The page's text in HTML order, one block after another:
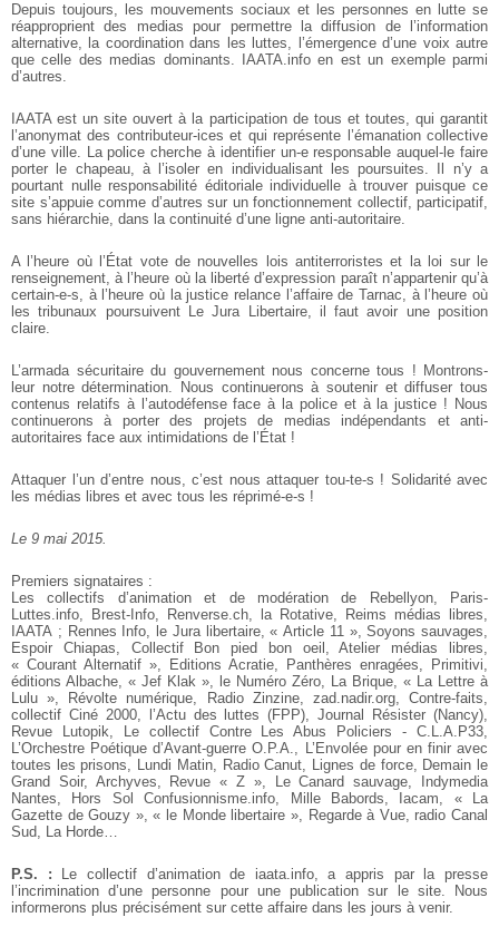
Depuis toujours, les mouvements sociaux et les personnes en lutte se
réapproprient des medias pour permettre la diffusion de l’information
alternative, la coordination dans les luttes, l’émergence d’une voix autre
que celle des medias dominants. IAATA.info en est un exemple parmi
d’autres.
IAATA est un site ouvert à la participation de tous et toutes, qui garantit
l’anonymat des contributeur-ices et qui représente l’émanation collective
d’une ville. La police cherche à identifier un-e responsable auquel-le faire
porter le chapeau, à l’isoler en individualisant les poursuites. Il n’y a
pourtant nulle responsabilité éditoriale individuelle à trouver puisque ce
site s’appuie comme d’autres sur un fonctionnement collectif, participatif,
sans hiérarchie, dans la continuité d’une ligne anti-autoritaire.
A l’heure où l’État vote de nouvelles lois antiterroristes et la loi sur le
renseignement, à l’heure où la liberté d’expression paraît n’appartenir qu’à
certain-e-s, à l’heure où la justice relance l’affaire de Tarnac, à l’heure où
les tribunaux poursuivent Le Jura Libertaire, il faut avoir une position
claire.
L’armada sécuritaire du gouvernement nous concerne tous ! Montrons-
leur notre détermination. Nous continuerons à soutenir et diffuser tous
contenus relatifs à l’autodéfense face à la police et à la justice ! Nous
continuerons à porter des projets de medias indépendants et anti-
autoritaires face aux intimidations de l’État !
Attaquer l’un d’entre nous, c’est nous attaquer tou-te-s ! Solidarité avec
les médias libres et avec tous les réprimé-e-s !
Le 9 mai 2015.
Premiers signataires :
Les collectifs d’animation et de modération de Rebellyon, Paris-
Luttes.info, Brest-Info, Renverse.ch, la Rotative, Reims médias libres,
IAATA ; Rennes Info, le Jura libertaire, « Article 11 », Soyons sauvages,
Espoir Chiapas, Collectif Bon pied bon oeil, Atelier médias libres,
« Courant Alternatif », Editions Acratie, Panthères enragées, Primitivi,
éditions Albache, « Jef Klak », le Numéro Zéro, La Brique, « La Lettre à
Lulu », Révolte numérique, Radio Zinzine, zad.nadir.org, Contre-faits,
collectif Ciné 2000, l’Actu des luttes (FPP), Journal Résister (Nancy),
Revue Lutopik, Le collectif Contre Les Abus Policiers - C.L.A.P33,
L’Orchestre Poétique d’Avant-guerre O.P.A., L’Envolée pour en finir avec
toutes les prisons, Lundi Matin, Radio Canut, Lignes de force, Demain le
Grand Soir, Archyves, Revue « Z », Le Canard sauvage, Indymedia
Nantes, Hors Sol Confusionnisme.info, Mille Babords, Iacam, « La
Gazette de Gouzy », « le Monde libertaire », Regarde à Vue, radio Canal
Sud, La Horde…
P.S. : Le collectif d’animation de iaata.info, a appris par la presse
l’incrimination d’une personne pour une publication sur le site. Nous
informerons plus précisément sur cette affaire dans les jours à venir.